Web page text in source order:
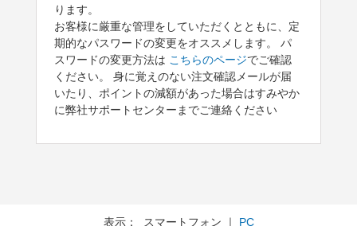
ります。
お客様に厳重な管理をしていただくとともに、定
期的なパスワードの変更をオススメします。 パ
スワードの変更方法は こちらのページでご確認
ください。 身に覚えのない注文確認メールが届
いたり、ポイントの減額があった場合はすみやか
に弊社サポートセンターまでご連絡ください
表示： スマートフォン ｜ PC